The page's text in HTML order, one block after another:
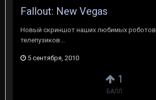
1
БАЛЛ
Fallout: New Vegas
Новый скриншот наших любимых роботов
телепузиков...
5 сентября, 2010